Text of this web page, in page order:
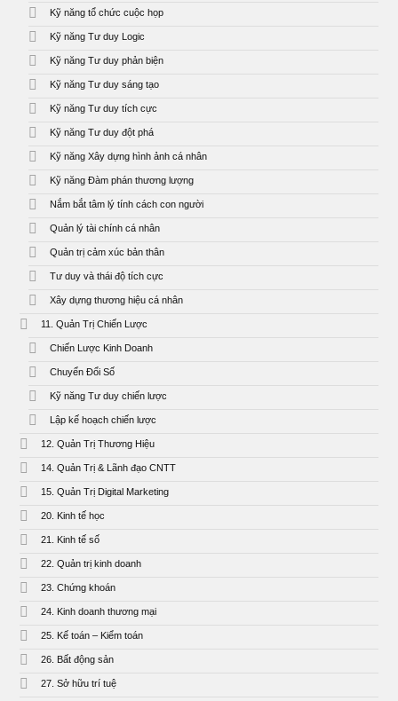
Kỹ năng tổ chức cuộc họp
Kỹ năng Tư duy Logic
Kỹ năng Tư duy phản biện
Kỹ năng Tư duy sáng tạo
Kỹ năng Tư duy tích cực
Kỹ năng Tư duy đột phá
Kỹ năng Xây dựng hình ảnh cá nhân
Kỹ năng Đàm phán thương lượng
Nắm bắt tâm lý tính cách con người
Quản lý tài chính cá nhân
Quản trị cảm xúc bản thân
Tư duy và thái độ tích cực
Xây dựng thương hiệu cá nhân
11. Quản Trị Chiến Lược
Chiến Lược Kinh Doanh
Chuyển Đổi Số
Kỹ năng Tư duy chiến lược
Lập kế hoạch chiến lược
12. Quản Trị Thương Hiệu
14. Quản Trị & Lãnh đạo CNTT
15. Quản Trị Digital Marketing
20. Kinh tế học
21. Kinh tế số
22. Quản trị kinh doanh
23. Chứng khoán
24. Kinh doanh thương mại
25. Kế toán – Kiểm toán
26. Bất động sản
27. Sở hữu trí tuệ